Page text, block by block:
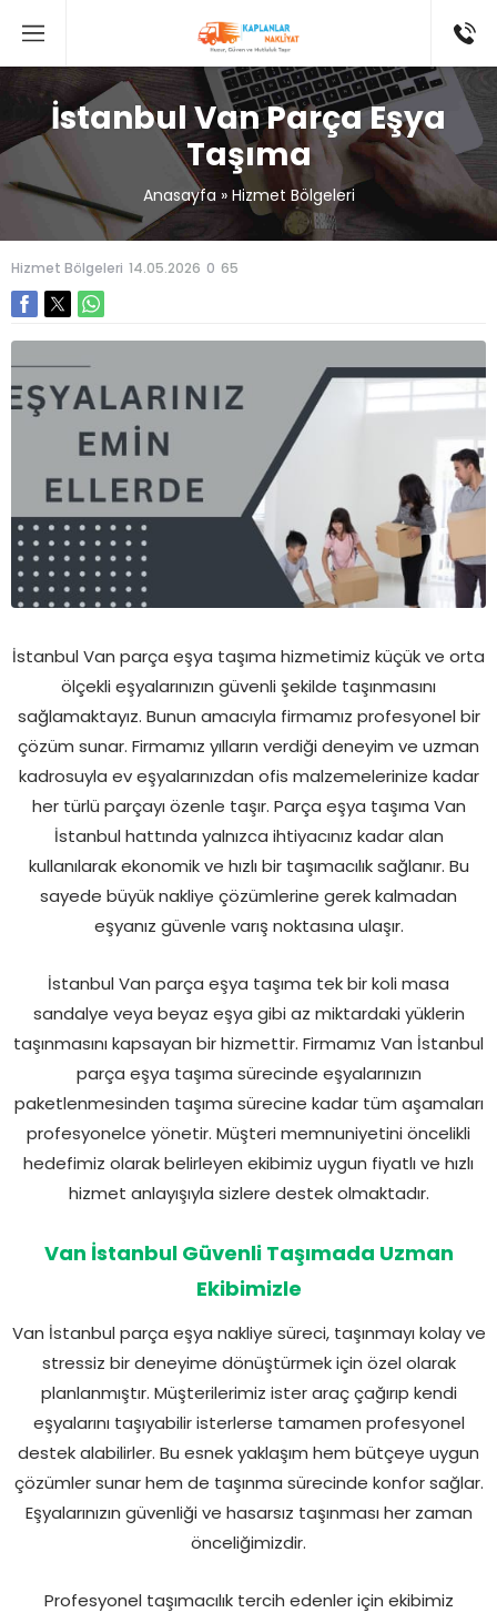
İstanbul Van Parça Eşya
Taşıma
Anasayfa» Hizmet Bölgeleri
Hizmet Bölgeleri 14.05.2026 0 65
İstanbul Van parça eşya taşıma hizmetimiz küçük ve orta
ölçekli eşyalarınızın güvenli şekilde taşınmasını
sağlamaktayız. Bunun amacıyla firmamız profesyonel bir
çözüm sunar. Firmamız yılların verdiği deneyim ve uzman
kadrosuyla ev eşyalarınızdan ofis malzemelerinize kadar
her türlü parçayı özenle taşır. Parça eşya taşıma Van
İstanbul hattında yalnızca ihtiyacınız kadar alan
kullanılarak ekonomik ve hızlı bir taşımacılık sağlanır. Bu
sayede büyük nakliye çözümlerine gerek kalmadan
eşyanız güvenle varış noktasına ulaşır.
İstanbul Van parça eşya taşıma tek bir koli masa
sandalye veya beyaz eşya gibi az miktardaki yüklerin
taşınmasını kapsayan bir hizmettir. Firmamız Van İstanbul
parça eşya taşıma sürecinde eşyalarınızın
paketlenmesinden taşıma sürecine kadar tüm aşamaları
profesyonelce yönetir. Müşteri memnuniyetini öncelikli
hedefimiz olarak belirleyen ekibimiz uygun fiyatlı ve hızlı
hizmet anlayışıyla sizlere destek olmaktadır.
Van İstanbul Güvenli Taşımada Uzman
Ekibimizle
Van İstanbul parça eşya nakliye süreci, taşınmayı kolay ve
stressiz bir deneyime dönüştürmek için özel olarak
planlanmıştır. Müşterilerimiz ister araç çağırıp kendi
eşyalarını taşıyabilir isterlerse tamamen profesyonel
destek alabilirler. Bu esnek yaklaşım hem bütçeye uygun
çözümler sunar hem de taşınma sürecinde konfor sağlar.
Eşyalarınızın güvenliği ve hasarsız taşınması her zaman
önceliğimizdir.
Profesyonel taşımacılık tercih edenler için ekibimiz